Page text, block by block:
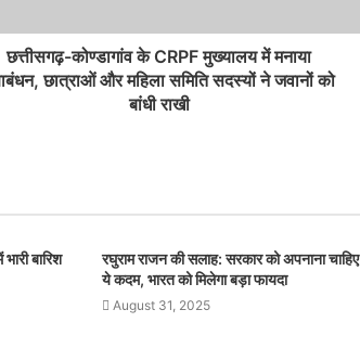
छत्तीसगढ़-कोण्डागांव के CRPF मुख्यालय में मनाया
छात्राओं और महिला समिति सदस्यों ने जवानों को
बांधी राखी
बारिश
रघुराम राजन की सलाह: सरकार को अपनाना चाहिए
ये कदम, भारत को मिलेगा बड़ा फायदा
August 31, 2025